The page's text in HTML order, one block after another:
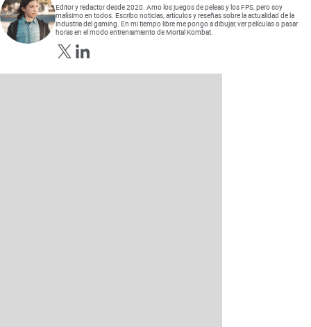
Editor y redactor desde 2020. Amo los juegos de peleas y los FPS, pero soy
malísimo en todos. Escribo noticias, artículos y reseñas sobre la actualidad de la
industria del gaming. En mi tiempo libre me pongo a dibujar, ver películas o pasar
horas en el modo entreniamiento de Mortal Kombat.
Opens in new window
Opens in new window